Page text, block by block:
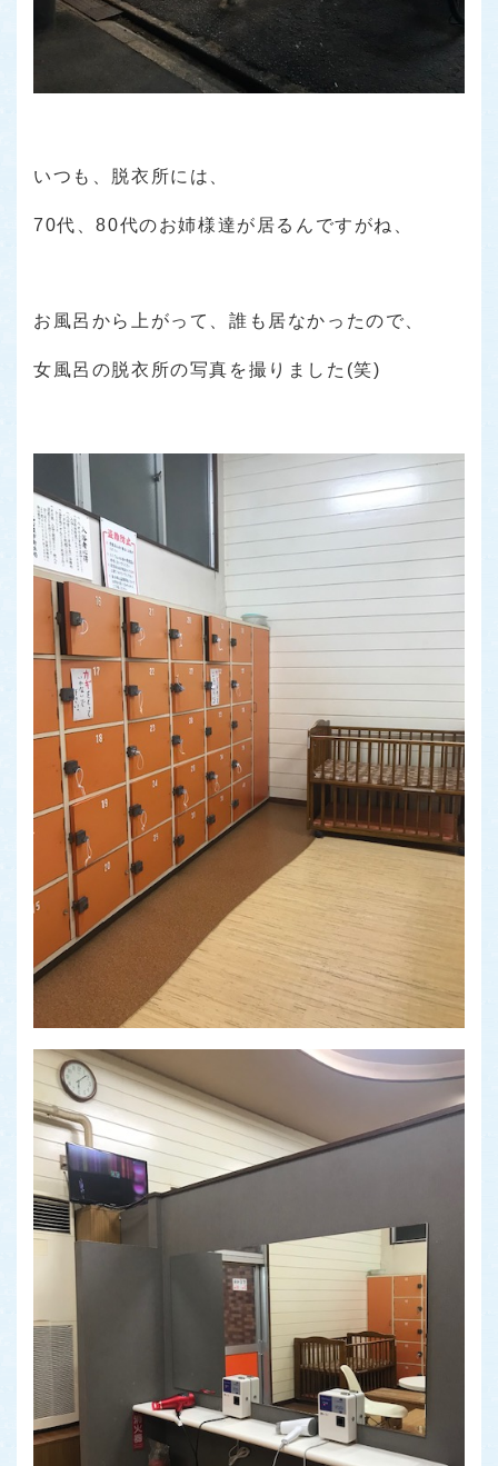
いつも、脱衣所には、
70代、80代のお姉様達が居るんですがね、
お風呂から上がって、誰も居なかったので、
女風呂の脱衣所の写真を撮りました(笑)